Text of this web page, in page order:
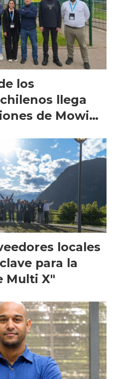
los
llega
de Mowi
locales
para la
Multi X"